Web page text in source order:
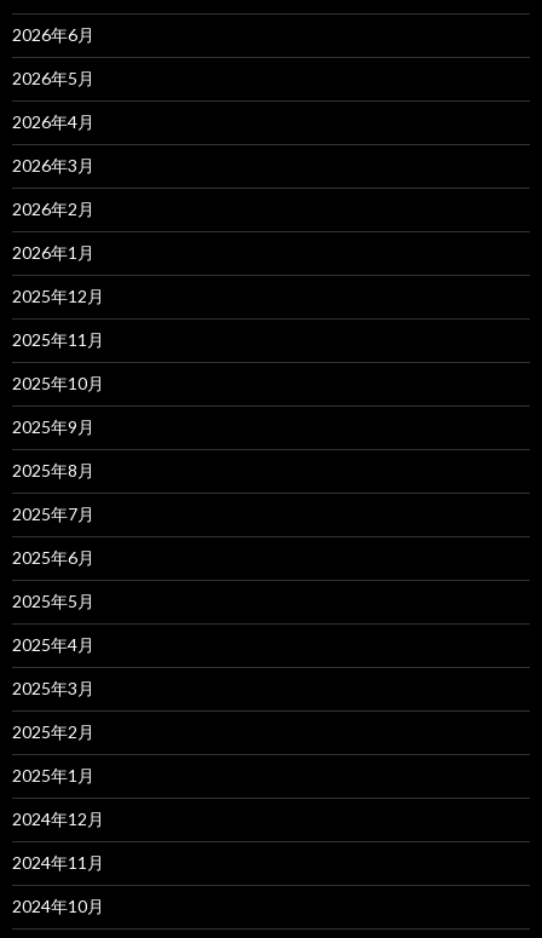
2026年6月
2026年5月
2026年4月
2026年3月
2026年2月
2026年1月
2025年12月
2025年11月
2025年10月
2025年9月
2025年8月
2025年7月
2025年6月
2025年5月
2025年4月
2025年3月
2025年2月
2025年1月
2024年12月
2024年11月
2024年10月